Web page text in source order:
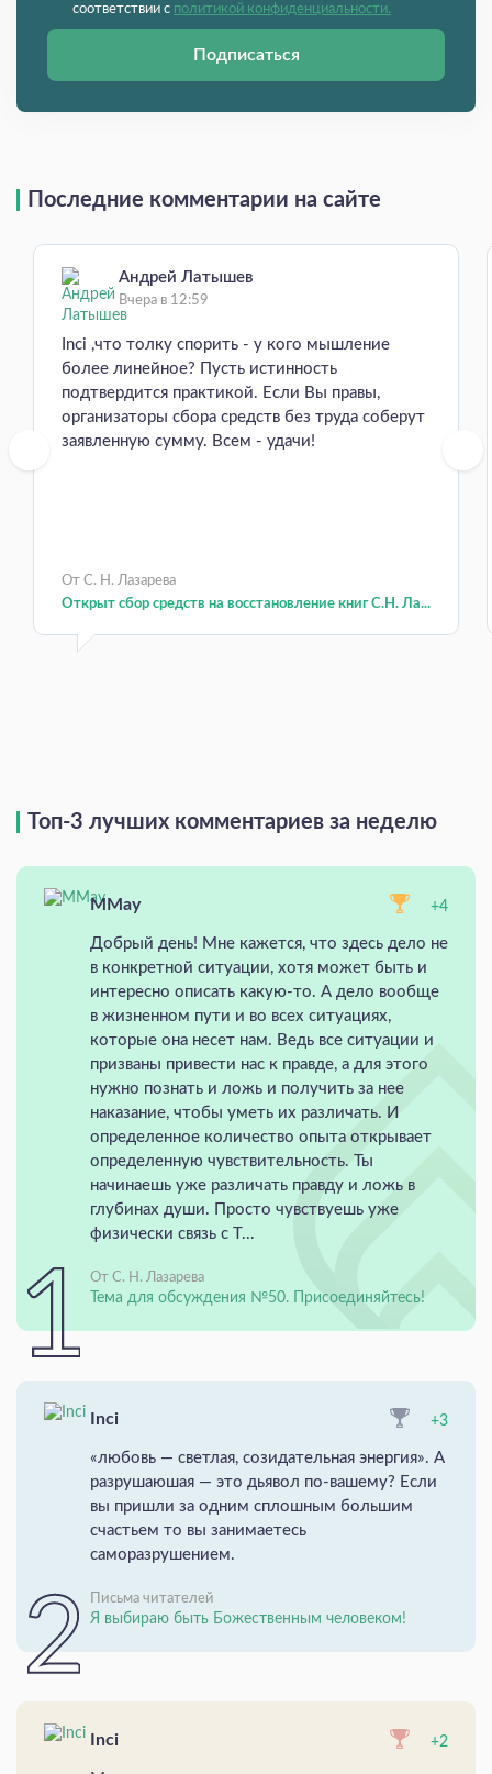
соответствии с политикой конфиденциальности.
Подписаться
Последние комментарии на сайте
Андрей Латышев
Вчера в 12:59
Inci ,что толку спорить - у кого мышление
более линейное? Пусть истинность
подтвердится практикой. Если Вы правы,
организаторы сбора средств без труда соберут
заявленную сумму. Всем - удачи!
От С. Н. Лазарева
Открыт сбор средств на восстановление книг С.Н. Ла...
Топ-3 лучших комментариев за неделю
MMay +4
Добрый день! Мне кажется, что здесь дело не
в конкретной ситуации, хотя может быть и
интересно описать какую-то. А дело вообще
в жизненном пути и во всех ситуациях,
которые она несет нам. Ведь все ситуации и
призваны привести нас к правде, а для этого
нужно познать и ложь и получить за нее
наказание, чтобы уметь их различать. И
определенное количество опыта открывает
определенную чувствительность. Ты
начинаешь уже различать правду и ложь в
глубинах души. Просто чувствуешь уже
физически связь с Т...
От С. Н. Лазарева
Тема для обсуждения №50. Присоединяйтесь!
Inci +3
«любовь — светлая, созидательная энергия». А
разрушаюшая — это дьявол по-вашему? Если
вы пришли за одним сплошным большим
счастьем то вы занимаетесь
саморазрушением.
Письма читателей
Я выбираю быть Божественным человеком!
Inci +2